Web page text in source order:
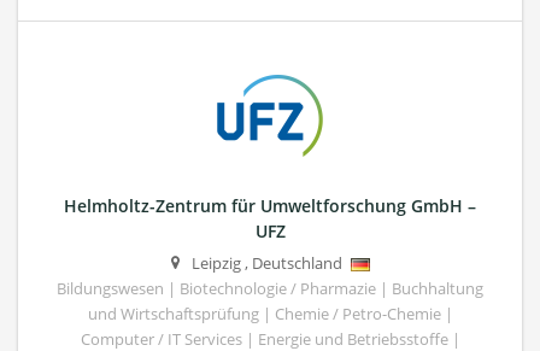
Helmholtz-Zentrum für Umweltforschung GmbH –
UFZ
Leipzig, Deutschland
Bildungswesen | Biotechnologie / Pharmazie | Buchhaltung
und Wirtschaftsprüfung | Chemie / Petro-Chemie |
Computer / IT Services | Energie und Betriebsstoffe |